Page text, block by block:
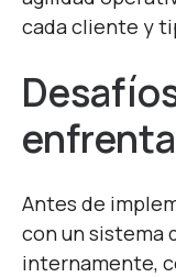
cada cliente y
enfrenta
Antes de
con un sistema
internamente,